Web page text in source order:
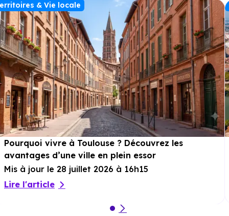
& Vie locale
Pourquoi vivre à Toulouse ? Découvrez les
avantages d’une ville en plein essor
Mis à jour le 28 juillet 2026 à 16h15
Lire l'article